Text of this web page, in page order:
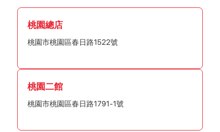
桃園總店
桃園市桃園區春日路1522號
桃園二館
桃園市桃園區春日路1791-1號